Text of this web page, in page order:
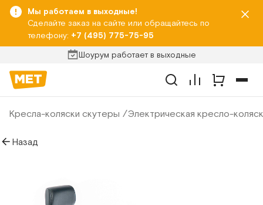
Мы работаем в выходные!
Сделайте заказ на сайте или обращайтесь по
телефону: +7 (495) 775-75-95
Шоурум работает в выходные
Кресла-коляски скутеры Электрическая кресло-
Назад